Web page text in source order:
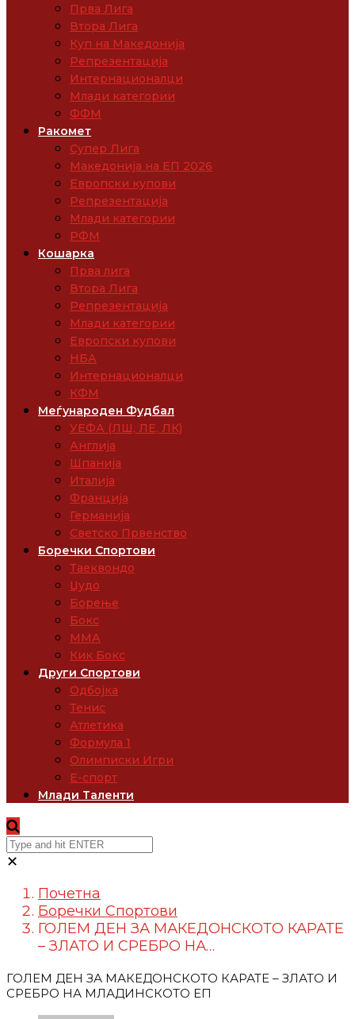
Прва Лига
Втора Лига
Куп на Македонија
Репрезентација
Интернационалци
Млади категории
ФФМ
Ракомет
Супер Лига
Македонија на ЕП 2026
Европски купови
Репрезентација
Млади категории
РФМ
Кошарка
Прва лига
Втора Лига
Репрезентација
Млади категории
Европски купови
НБА
Интернационалци
КФМ
Меѓународен Фудбал
УЕФА (ЛШ, ЛЕ, ЛК)
Англија
Шпанија
Италија
Франција
Германија
Светско Првенство
Боречки Спортови
Таеквондо
Џудо
Борење
Бокс
ММА
Кик Бокс
Други Спортови
Одбојка
Тенис
Атлетика
Формула 1
Олимписки Игри
Е-спорт
Млади Таленти
✕
Почетна
Боречки Спортови
ГОЛЕМ ДЕН ЗА МАКЕДОНСКОТО КАРАТЕ
– ЗЛАТО И СРЕБРО НА…
ГОЛЕМ ДЕН ЗА МАКЕДОНСКОТО КАРАТЕ – ЗЛАТО И
СРЕБРО НА МЛАДИНСКОТО ЕП